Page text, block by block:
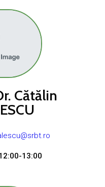
Cătălin
13:00